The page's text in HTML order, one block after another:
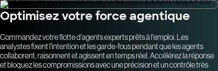
Optimisez votre force agentique
Commandez votre flotte d'agents experts prêts à l'emploi. Les
analystes fixent l'intention et les garde-fous pendant que les agents
collaborent, raisonnent et agissent en temps réel. Accélérez la réponse
et bloquez les compromissions avec une précision et un contrôle très